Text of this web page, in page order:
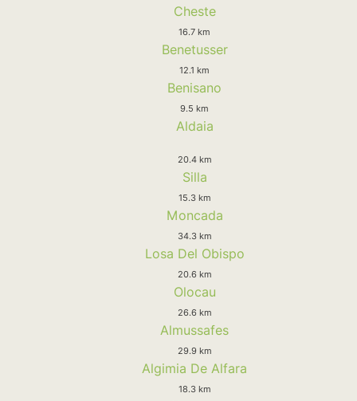
Cheste
16.7 km
Benetusser
12.1 km
Benisano
9.5 km
Aldaia
20.4 km
Silla
15.3 km
Moncada
34.3 km
Losa Del Obispo
20.6 km
Olocau
26.6 km
Almussafes
29.9 km
Algimia De Alfara
18.3 km